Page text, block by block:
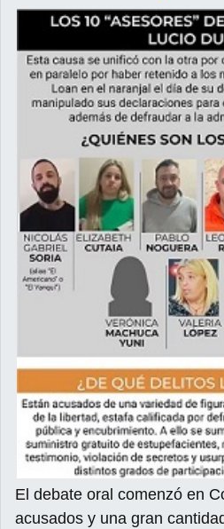
El debate oral comenzó en
acusados y una gran